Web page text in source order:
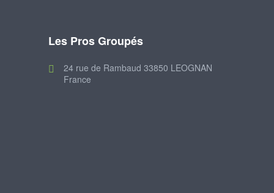
Les Pros Groupés
24 rue de Rambaud 33850 LEOGNAN
France